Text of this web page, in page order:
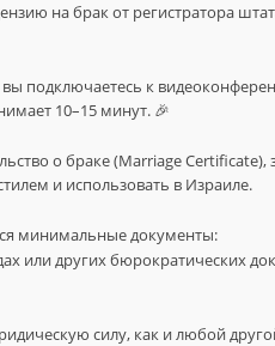
на брак от регистратора
подключаетесь к
10–15 минут. 🎉
о браке (Marriage Certificate),
и использовать в Израиле.
минимальные документы:
или других бюрократических
силу, как и любой